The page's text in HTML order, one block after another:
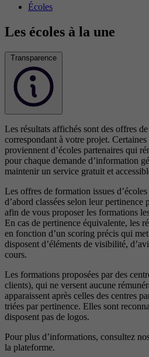
Écoles
Les écoles à la une
Transparence
Les résultats affichés sont des offres
correspondant à votre projet.
proviennent d’écoles partenaires qui
pour chaque demande d’information
maintenir un service gratuit et
Les offres de formation issues
d’abord classées selon leur pertinence
afin de vous proposer les formations
En cas de pertinence équivalente, les
en fonction d’un scoring précis qui
disposent d’éléments de visibilité,
cours.
Les formations proposées par des
clients), qui ne versent aucune
apparaissent après celles des centres
triées par pertinence. Elles sont
disposent pas de logos.
Pour plus d’informations, consultez
la plateforme.